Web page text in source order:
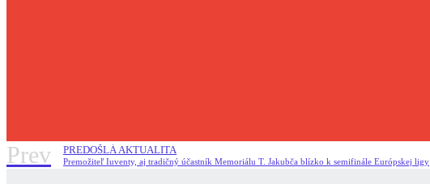
Prev PREDOŠLÁ AKTUALITA
Premožiteľ Iuventy, aj tradičný účastník Memoriálu T. Jakubča blízko k semifinále Európskej ligy